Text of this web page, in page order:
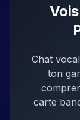
Chat
ton
carte